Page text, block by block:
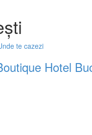
te cazezi
Hotel